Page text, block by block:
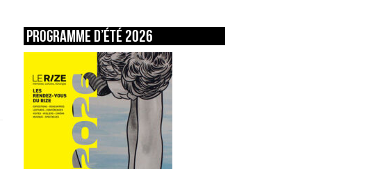
Programme d’été 2026